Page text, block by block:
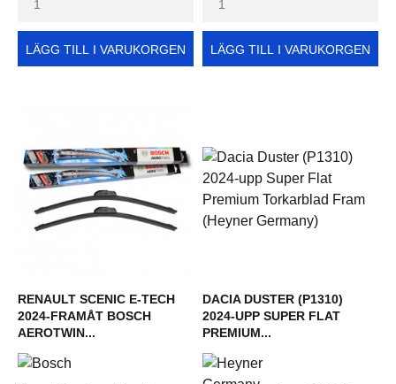
LÄGG TILL I VARUKORGEN LÄGG TILL I VARUKORGEN
RENAULT SCENIC E-TECH
2024-FRAMÅT BOSCH
AEROTWIN...
DACIA DUSTER (P1310)
2024-UPP SUPER FLAT
PREMIUM...